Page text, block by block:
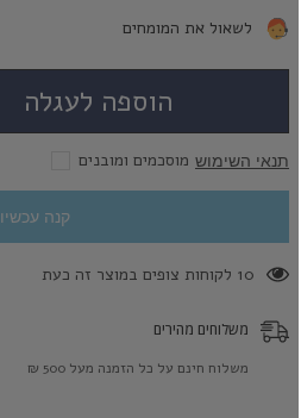
לבן
לבן
-
לשאול את המומחים
הוספה לעגלה
מוסכמים ומובנים תנאי השימוש
קנה עכשיו
165 לקוחות צופים במוצר זה כעת
משלוחים מהירים
משלוח חינם על כל הזמנה מעל 500 ₪